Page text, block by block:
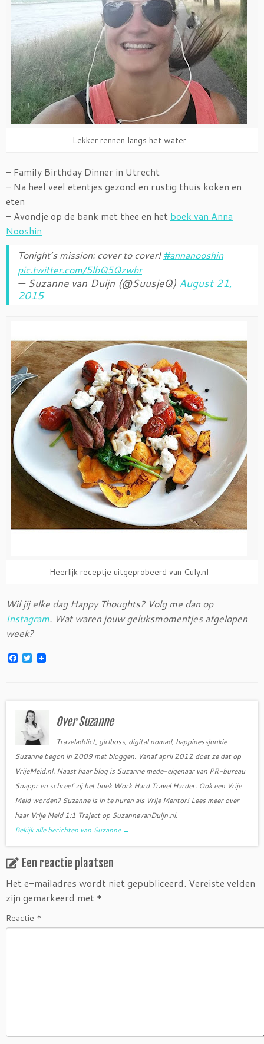
Lekker rennen langs het water
– Family Birthday Dinner in Utrecht
– Na heel veel etentjes gezond en rustig thuis koken en
eten
– Avondje op de bank met thee en het boek van Anna
Nooshin
Tonight’s mission: cover to cover!#annanooshin
pic.twitter.com/5lbQ5Qzwbr
— Suzanne van Duijn (@SuusjeQ) August 21,
2015
Heerlijk receptje uitgeprobeerd van Culy.nl
Wil jij elke dag Happy Thoughts? Volg me dan op
Instagram. Wat waren jouw geluksmomentjes afgelopen
week?
F
o
T
w
e
r
Over Suzanne
Traveladdict, girlboss, digital nomad, happinessjunkie
Suzanne begon in 2009 met bloggen. Vanaf april 2012 doet ze dat op
VrijeMeid.nl. Naast haar blog is Suzanne mede-eigenaar van PR-bureau
Snappr en schreef zij het boek Work Hard Travel Harder. Ook een Vrije
Meid worden? Suzanne is in te huren als Vrije Mentor! Lees meer over
haar Vrije Meid 1:1 Traject op SuzannevanDuijn.nl.
Bekijk alle berichten van Suzanne →
Een reactie plaatsen
Het e-mailadres wordt niet gepubliceerd. Vereiste velden
zijn gemarkeerd met *
Reactie *